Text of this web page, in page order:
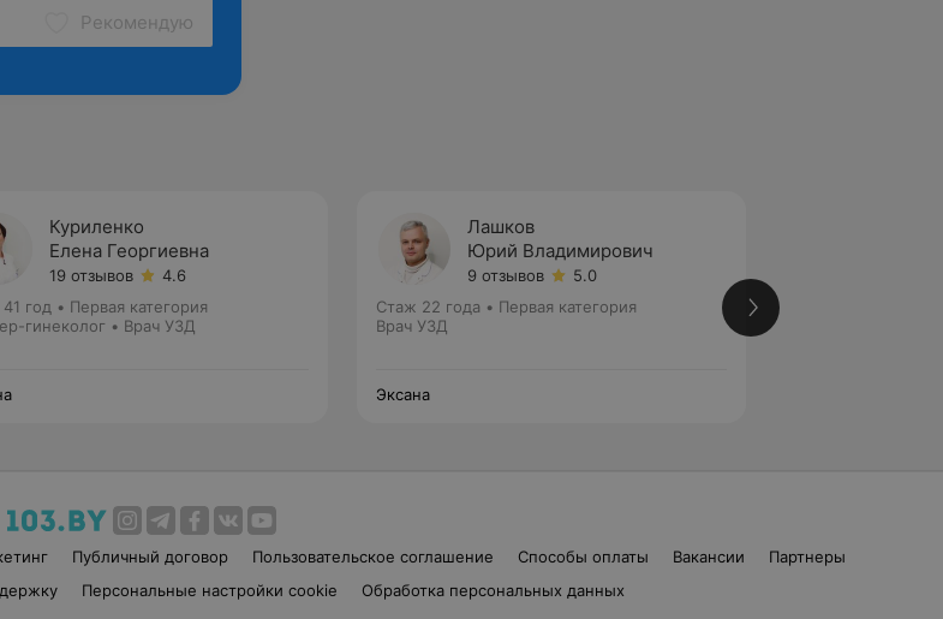
Рекомендую
Куриленко
Елена Георгиевна
19 отзывов
4.6
год • Первая категория
гинеколог • Врач УЗД
Лашков
Юрий Владимирович
9 отзывов
5.0
Стаж 22 года • Первая категория
Врач УЗД
Эксана
Публичный договор Пользовательское соглашение Способы оплаты Вакансии
Партнеры
Персональные настройки cookie Обработка персональных данных